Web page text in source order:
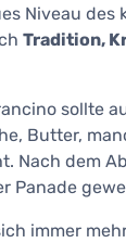
Niveau
Tradition,
sollte
Butter,
Nach dem
Panade
immer